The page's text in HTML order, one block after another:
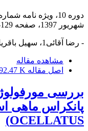
شهریور 1397، صفحه
129-129
- رضا آقائی1، سهیل باقریان زکریا2،هادی صابری بدر*2
مشاهده مقاله
اصل مقاله K
بررسی
OCELLATUS)